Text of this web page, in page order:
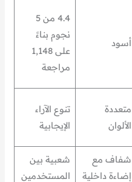
أسود
4.4 من 5
نجوم بناءً
على 1,148
مراجعة
متعددة
الألوان
تنوع الآراء
الإيجابية
شفاف مع
إضاءة داخلية
شعبية بين
المستخدمين